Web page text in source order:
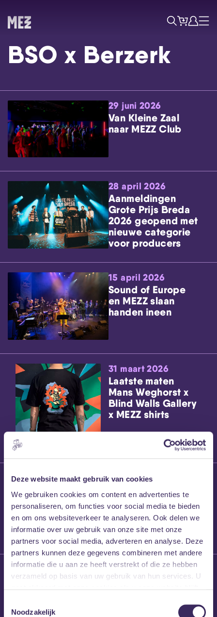
Deze website maakt gebruik van cookies
We gebruiken cookies om content en advertenties te
personaliseren, om functies voor social media te bieden
en om ons websiteverkeer te analyseren. Ook delen we
informatie over uw gebruik van onze site met onze
partners voor social media, adverteren en analyse. Deze
partners kunnen deze gegevens combineren met andere
informatie die u aan ze heeft verstrekt of die ze hebben
verzameld op basis van uw gebruik van hun services. U
Noodzakelijk
Skip navigatie
ZoekTicketsAccount
Menu
BSO x Berzerk
29 juni 2026
Van Kleine Zaal
naar MEZZ Club
28 april 2026
Aanmeldingen
Grote Prijs Breda
2026 geopend met
nieuwe categorie
voor producers
15 april 2026
Sound of Europe
en MEZZ slaan
handen ineen
31 maart 2026
Laatste maten
Mans Weghorst x
Blind Walls Gallery
x MEZZ shirts
27 maart 2026
Willem’s Blog:
Frans Kalf
26 maart 2026
Willem’s Blog: High